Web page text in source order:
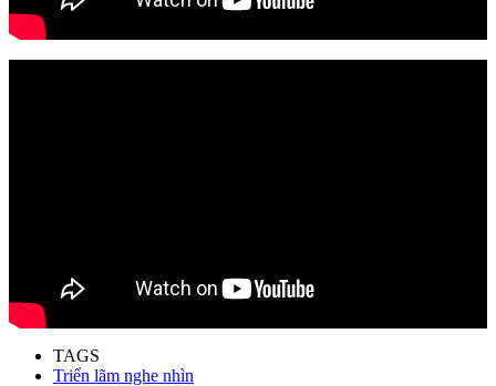
TAGS
Triển lãm nghe nhìn